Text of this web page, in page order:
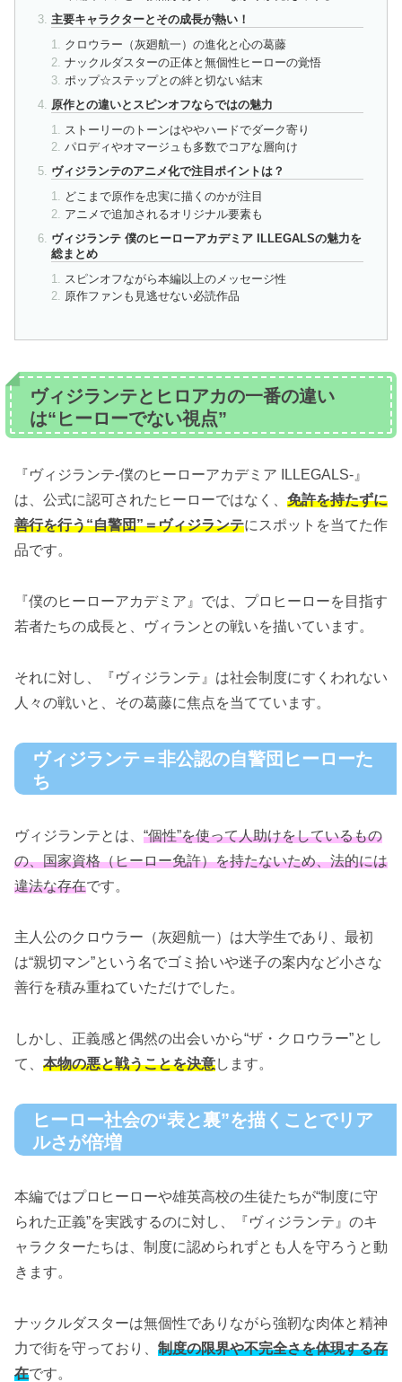
主要キャラクターとその成長が熱い！
クロウラー（灰廻航一）の進化と心の葛藤
ナックルダスターの正体と無個性ヒーローの覚悟
ポップ☆ステップとの絆と切ない結末
原作との違いとスピンオフならではの魅力
ストーリーのトーンはややハードでダーク寄り
パロディやオマージュも多数でコアな層向け
ヴィジランテのアニメ化で注目ポイントは？
どこまで原作を忠実に描くのかが注目
アニメで追加されるオリジナル要素も
ヴィジランテ 僕のヒーローアカデミア ILLEGALSの魅力を
総まとめ
スピンオフながら本編以上のメッセージ性
原作ファンも見逃せない必読作品
ヴィジランテとヒロアカの一番の違い
は“ヒーローでない視点”
『ヴィジランテ-僕のヒーローアカデミア ILLEGALS-』
は、公式に認可されたヒーローではなく、 免許を持たずに
善行を行う“自警団”＝ヴィジランテにスポットを当てた作
品です。
『僕のヒーローアカデミア』では、プロヒーローを目指す
若者たちの成長と、ヴィランとの戦いを描いています。
それに対し、『ヴィジランテ』は社会制度にすくわれない
人々の戦いと、その葛藤に焦点を当てています。
ヴィジランテ＝非公認の自警団ヒーローた
ち
ヴィジランテとは、 “個性”を使って人助けをしているもの
の、国家資格（ヒーロー免許）を持たないため、法的には
違法な存在です。
主人公のクロウラー（灰廻航一）は大学生であり、最初
は“親切マン”という名でゴミ拾いや迷子の案内など小さな
善行を積み重ねていただけでした。
しかし、正義感と偶然の出会いから“ザ・クロウラー”とし
て、 本物の悪と戦うことを決意します。
ヒーロー社会の“表と裏”を描くことでリア
ルさが倍増
本編ではプロヒーローや雄英高校の生徒たちが“制度に守
られた正義”を実践するのに対し、『ヴィジランテ』のキ
ャラクターたちは、制度に認められずとも人を守ろうと動
きます。
ナックルダスターは無個性でありながら強靭な肉体と精神
力で街を守っており、 制度の限界や不完全さを体現する存
在です。